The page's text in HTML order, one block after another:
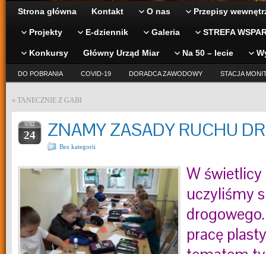
Strona główna Kontakt O nas Przepisy
Projekty E-dziennik Galeria STREFA
Konkursy Główny Urząd Miar Na 50 – lecie
DO POBRANIA COVID-19 DORADCA ZAWODOWY STACJA
« TANECZNIE Z GABI
WRZ
24 ZNAMY ZASADY RUCHU
Bez kategorii
W
uczyliśmy
pracę